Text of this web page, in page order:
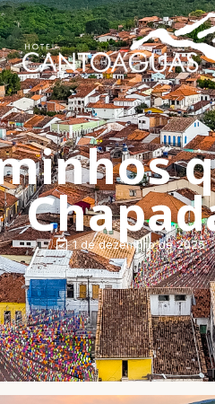
1 de dezembro de 2025